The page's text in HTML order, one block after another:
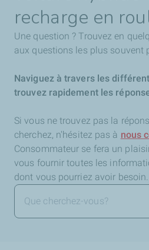
recharge en
Une question ? Trouvez en
aux questions les plus souvent
Naviguez à travers les
trouvez rapidement les
Si vous ne trouvez pas la
cherchez, n'hésitez pas à nous
Consommateur se fera un
vous fournir toutes les
dont vous pourriez avoir besoin.